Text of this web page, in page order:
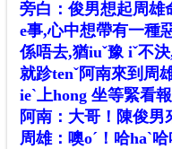
旁白：俊男想起周雄
e事,心中想帶有一種
係唔去,猶iuˇ豫 iˇ不
就跈tenˇ阿南來到周
ieˋ上hong 坐等緊看
阿南：大哥！陳俊男
周雄：噢oˊ！哈haˋ